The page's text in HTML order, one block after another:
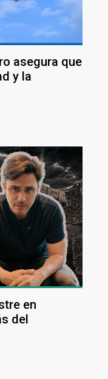
asegura que
y la
en
del